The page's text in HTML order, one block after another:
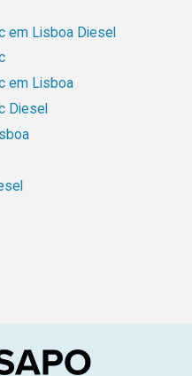
em Lisboa Diesel
em Lisboa
Diesel